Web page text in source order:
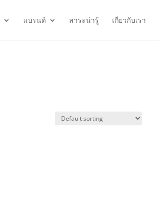
แบรนด์ สาระน่ารู้ เกี่ยวกับเรา